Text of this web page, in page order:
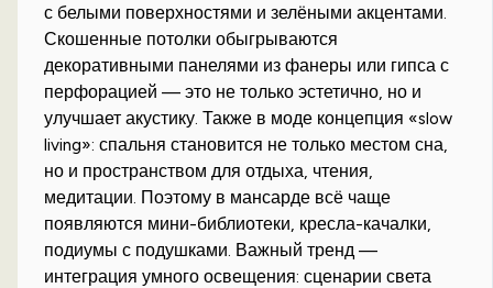
с белыми поверхностями и зелёными акцентами.
Скошенные потолки обыгрываются
декоративными панелями из фанеры или гипса с
перфорацией — это не только эстетично, но и
улучшает акустику. Также в моде концепция «slow
living»: спальня становится не только местом сна,
но и пространством для отдыха, чтения,
медитации. Поэтому в мансарде всё чаще
появляются мини-библиотеки, кресла-качалки,
подиумы с подушками. Важный тренд —
интеграция умного освещения: сценарии света